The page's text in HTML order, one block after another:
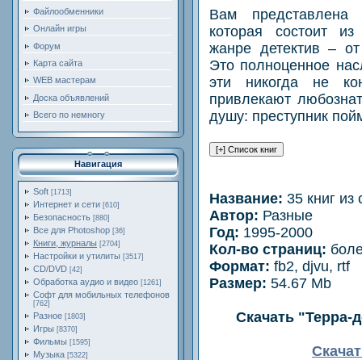
Файлообменники
Онлайн игры
Форум
Карта сайта
WEB мастерам
Доска объявлений
Всего по немногу
Навигация
Soft [1713]
Интернет и сети [610]
Безопасность [880]
Все для Photoshop [36]
Книги, журналы [2704]
Настройки и утилиты [3517]
CD/DVD [42]
Обработка аудио и видео [1261]
Софт для мобильных телефонов
[762]
Разное [1803]
Игры [8370]
Фильмы [1595]
Музыка [5322]
Вам представлена
которая состоит
жанре детектив – от
Это полноценное
эти никогда не
привлекают
душу: преступник
Название: 35 книг из
Автор: Разные
Год: 1995-2000
Кол-во страниц:
Формат: fb2, djvu, rtf
Размер: 54.67 Mb
Скачать "Терра-